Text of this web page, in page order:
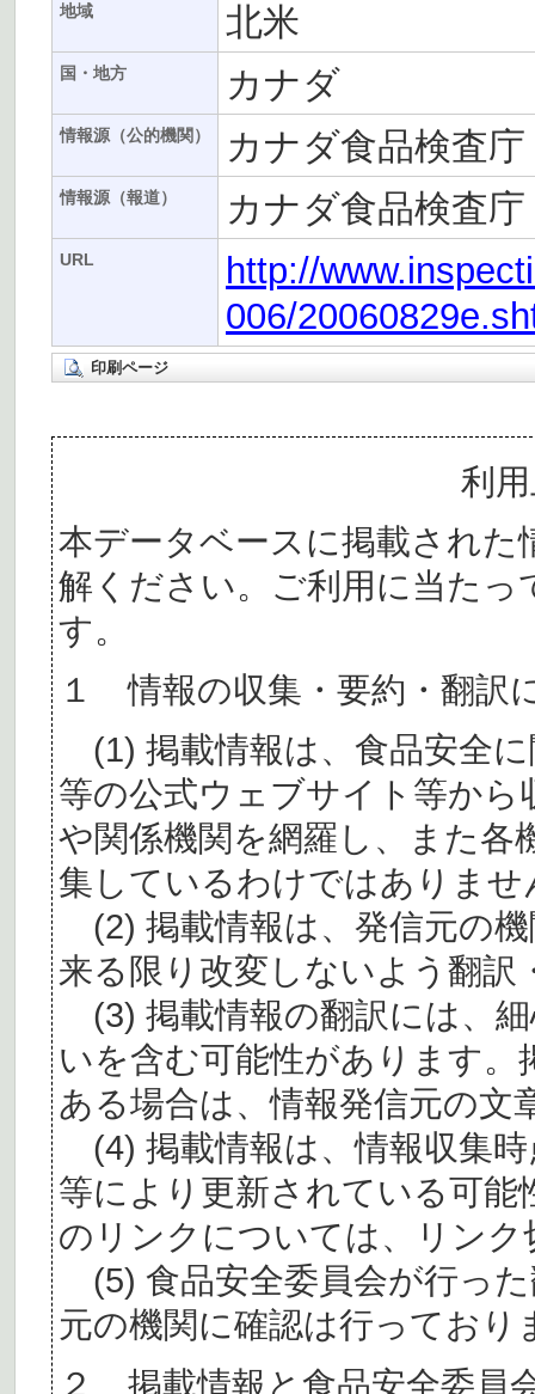
地域 北米
国・地方 カナダ
情報源（公的機関） カナダ食品検査
情報源（報道） カナダ食品検査
URL
http://
006/
印刷ページ
利
本データベースに掲載された
解ください。ご利用に当た
す。
１ 情報の収集・要約・翻訳
(1) 掲載情報は、食品安全
等の公式ウェブサイト等か
や関係機関を網羅し、また各
集しているわけではありませ
(2) 掲載情報は、発信元の
来る限り改変しないよう翻訳
(3) 掲載情報の翻訳には、
いを含む可能性があります。
ある場合は、情報発信元の文
(4) 掲載情報は、情報収集
等により更新されている可
のリンクについては、リン
(5) 食品安全委員会が行っ
元の機関に確認は行っており
２ 掲載情報と食品安全委員